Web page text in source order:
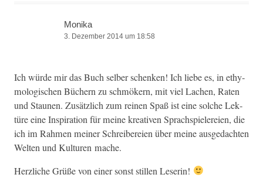
Monika
3. Dezember 2014 um 18:58
Ich würde mir das Buch sel­ber schenken! Ich liebe es, in ethy­
mol­o­gis­chen Büch­ern zu schmök­ern, mit viel Lachen, Rat­en
und Staunen. Zusät­zlich zum reinen Spaß ist eine solche Lek­
türe eine Inspi­ra­tion für meine kreativ­en Sprach­spiel­ereien, die
ich im Rah­men mein­er Schreibereien über meine aus­gedacht­en
Wel­ten und Kul­turen mache.
Her­zliche Grüße von ein­er son­st stillen Leserin!